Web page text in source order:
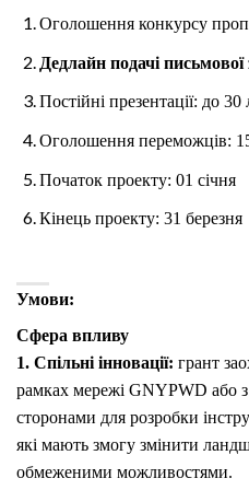
Оголошення конкурсу
Дедлайн подачі
Постійні презентації: до 30
Оголошення переможців:
Початок проекту: 01 січня
Кінець проекту: 31 березня
Умови:
Сфера впливу
1. Спільні інновації: грант
рамках мережі GNYPWD або
сторонами для розробки
які мають змогу змінити
обмеженими можливостями.